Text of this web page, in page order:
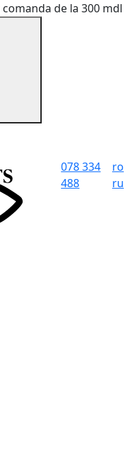
de la 300 mdl
078 334
488
ro
ru